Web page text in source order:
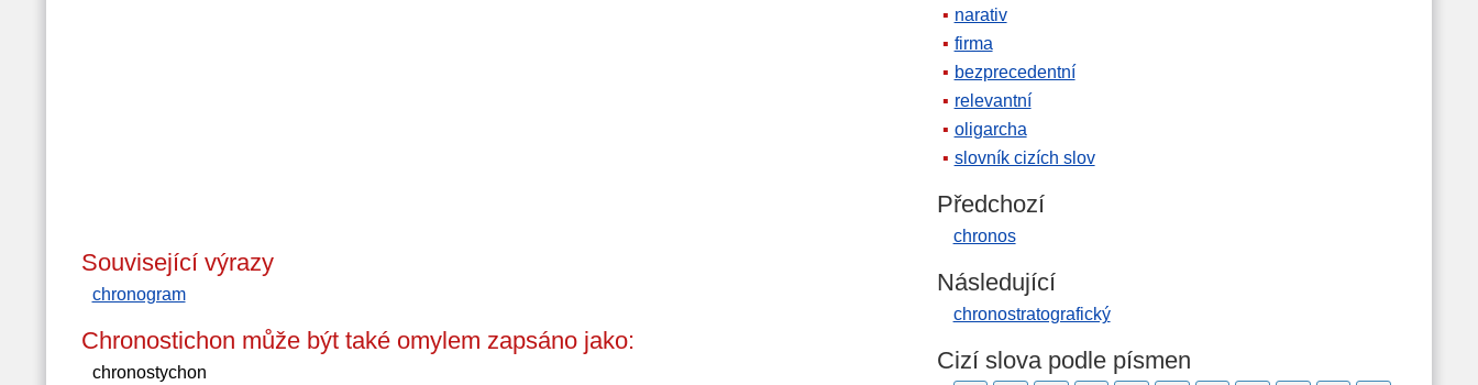
Související výrazy
chronogram
Chronostichon může být také omylem zapsáno jako:
chronostychon
narativ
firma
bezprecedentní
relevantní
oligarcha
slovník cizích slov
Předchozí
chronos
Následující
chronostratografický
Cizí slova podle písmen